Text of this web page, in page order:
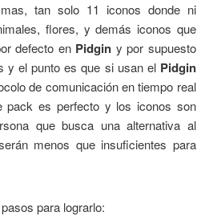
tan solo 11 iconos donde ni
flores, y demás iconos que
defecto en Pidgin y por supuesto
y el punto es que si usan el Pidgin
de comunicación en tiempo real
pack es perfecto y los iconos son
que busca una alternativa al
menos que insuficientes para
para lograrlo: